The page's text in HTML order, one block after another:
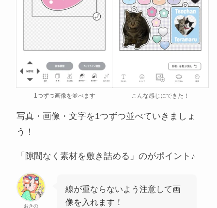
1つずつ画像を並べます こんな感じにできた！
写真・画像・文字を1つずつ並べていきましょ
う！
「隙間なく素材を敷き詰める」のがポイント♪
おきの
線が重ならないよう注意して画
像を入れます！